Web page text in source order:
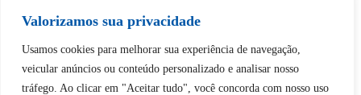
Valorizamos sua privacidade
Usamos cookies para melhorar sua experiência de navegação,
veicular anúncios ou conteúdo personalizado e analisar nosso
tráfego. Ao clicar em "Aceitar tudo", você concorda com nosso uso
Desbloquear esquerda : 0
Sim Não